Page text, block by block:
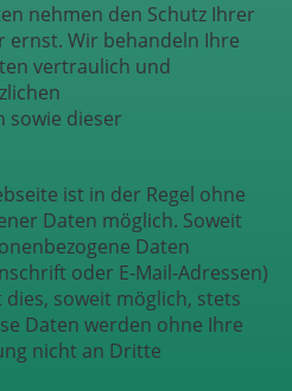
nehmen den Schutz Ihrer
ernst. Wir behandeln Ihre
vertraulich und
sowie dieser
ist in der Regel ohne
Daten möglich. Soweit
Daten
oder E-Mail-Adressen)
soweit möglich, stets
Daten werden ohne Ihre
nicht an Dritte